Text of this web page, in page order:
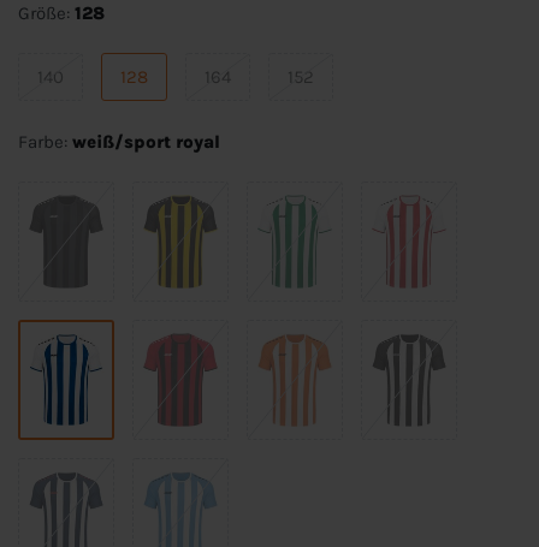
Größe: 128
140 128 164 152
Farbe: weiß/sport royal